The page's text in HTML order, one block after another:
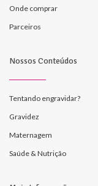
Onde comprar
Parceiros
Nossos Conteúdos
Tentando engravidar?
Gravidez
Maternagem
Saúde & Nutrição